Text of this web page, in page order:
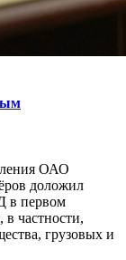
ОАО
доложил
в первом
в частности,
грузовых и